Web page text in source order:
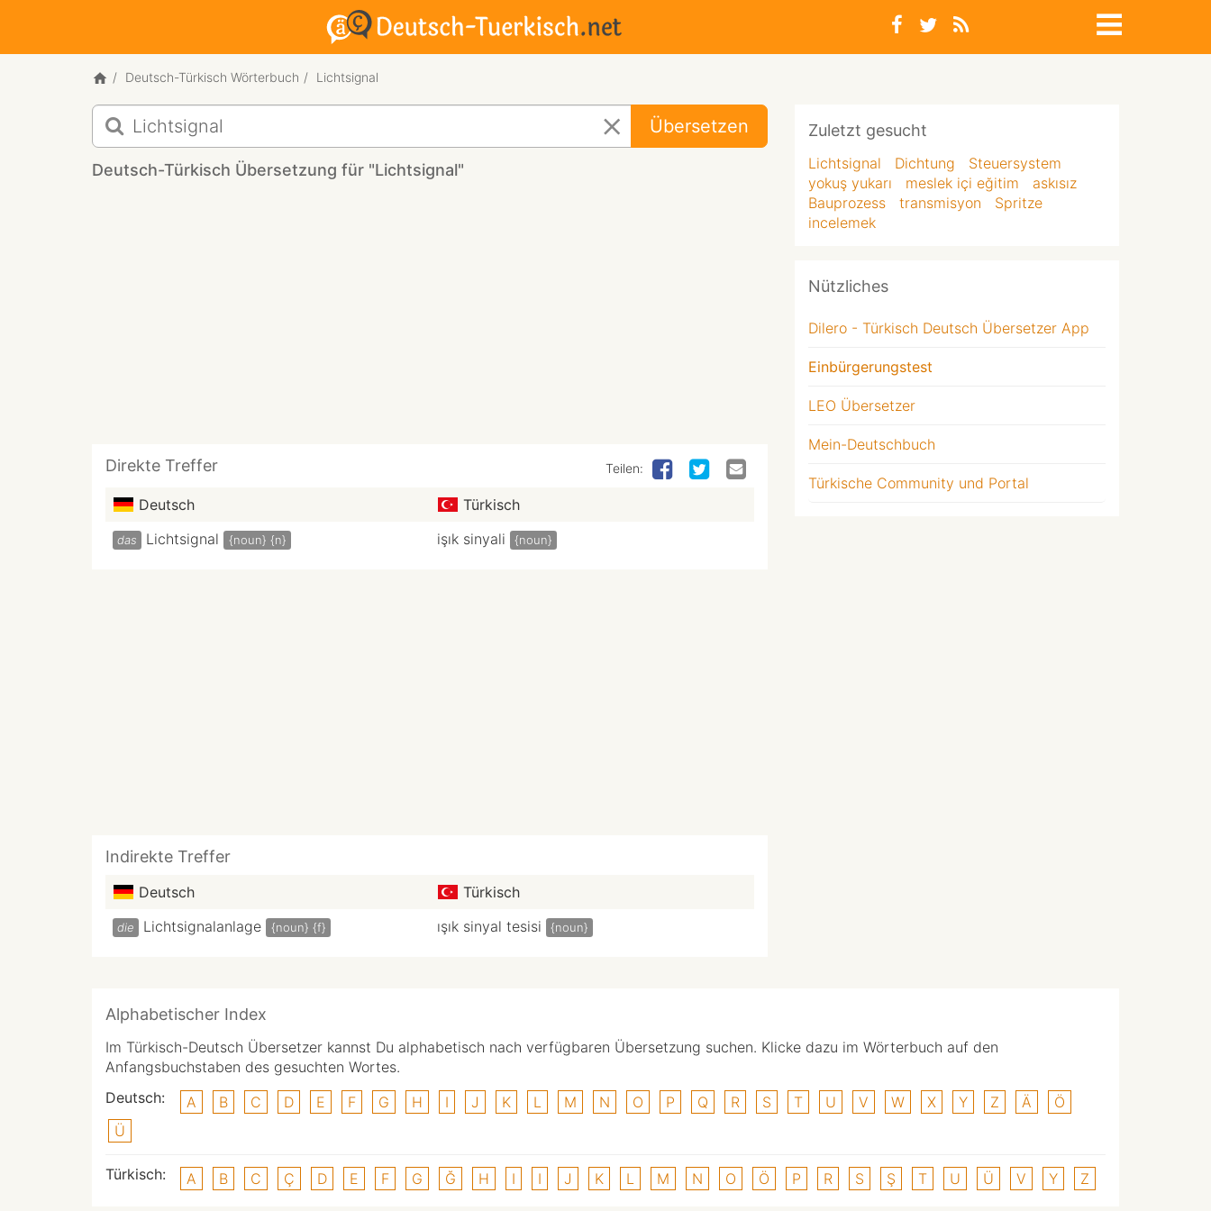
Deutsch-Türkisch Wörterbuch Lichtsignal
Deutsch-
Türkisch
Übersetzung
für
Übersetzen
Deutsch-Türkisch Übersetzung für "Lichtsignal"
Direkte Treffer Teilen:
Deutsch Türkisch
das Lichtsignal {noun} {n} işık sinyali {noun}
Indirekte Treffer
Deutsch Türkisch
die Lichtsignalanlage {noun} {f} ışık sinyal tesisi {noun}
Zuletzt gesucht
Lichtsignal Dichtung
Steuersystem
yokuş yukarı
meslek içi eğitim
askısız
Bauprozess
transmisyon
Spritze
incelemek
Nützliches
Dilero - Türkisch Deutsch Übersetzer App
Einbürgerungstest
LEO Übersetzer
Mein-Deutschbuch
Türkische Community und Portal
Alphabetischer Index
Im Türkisch-Deutsch Übersetzer kannst Du alphabetisch nach verfügbaren Übersetzung suchen. Klicke dazu im Wörterbuch auf den
Anfangsbuchstaben des gesuchten Wortes.
Deutsch:
A B C D E F G H I J K L M N O P Q R S T U V W X Y Z Ä
Ö
Ü
Türkisch: A B C Ç D E F G Ğ H I I J K L M N O Ö P R S Ş T U Ü V Y Z